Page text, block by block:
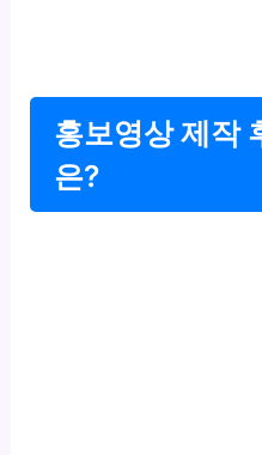
홍보영상 제작
은?